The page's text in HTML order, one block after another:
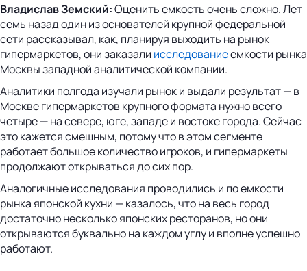
Владислав Земский:Оценить емкость очень сложно. Лет
семь назад один из основателей крупной федеральной
сети рассказывал, как, планируя выходить на рынок
гипермаркетов, они заказали исследованиеемкости рынка
Москвы западной аналитической компании.
Аналитики полгода изучали рынок и выдали результат — в
Москве гипермаркетов крупного формата нужно всего
четыре — на севере, юге, западе и востоке города. Сейчас
это кажется смешным, потому что в этом сегменте
работает большое количество игроков, и гипермаркеты
продолжают открываться до сих пор.
Аналогичные исследования проводились и по емкости
рынка японской кухни — казалось, что на весь город
достаточно несколько японских ресторанов, но они
открываются буквально на каждом углу и вполне успешно
работают.